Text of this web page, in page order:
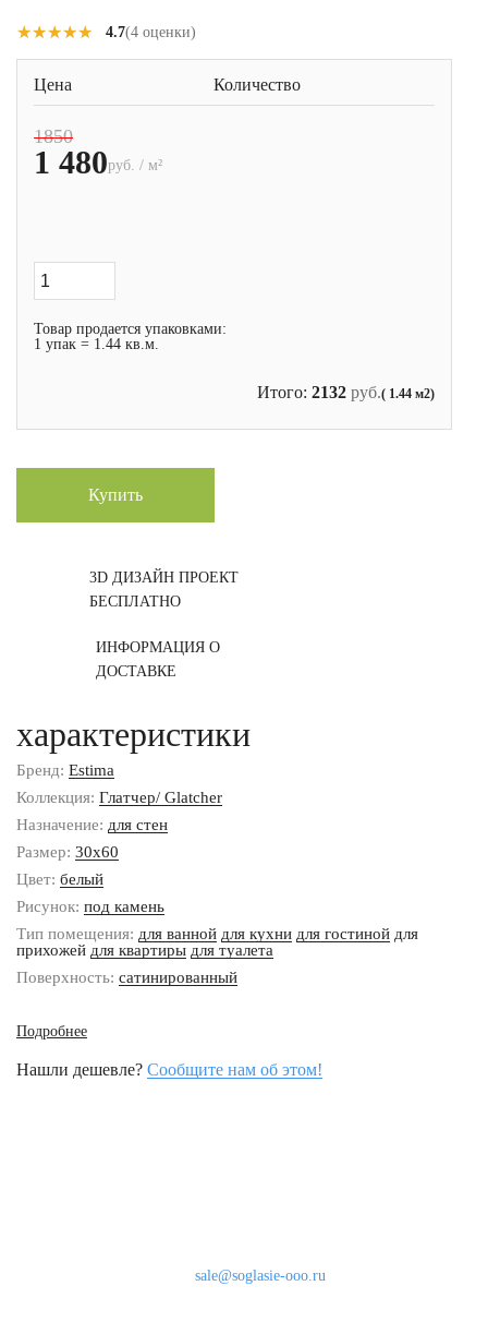
★★★★★
★★★★★ 4.7(4 оценки)
Цена Количество
1850
1 480руб. / м²
Товар продается упаковками:
1 упак = 1.44 кв.м.
Итого: 2132 руб.( 1.44 м2)
Купить
3D ДИЗАЙН ПРОЕКТ
БЕСПЛАТНО
ИНФОРМАЦИЯ О
ДОСТАВКЕ
характеристики
Бренд: Estima
Коллекция: Глатчер/ Glatcher
Назначение: для стен
Размер: 30x60
Цвет: белый
Рисунок: под камень
Тип помещения: для ванной для кухни для гостиной для
прихожей для квартиры для туалета
Поверхность: сатинированный
Подробнее
Нашли дешевле? Сообщите нам об этом!
sale@soglasie-ooo.ru